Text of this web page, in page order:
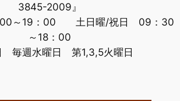
3845-2009』
～19：00 土日曜/祝日 09：30
～18：00
毎週水曜日 第1,3,5火曜日